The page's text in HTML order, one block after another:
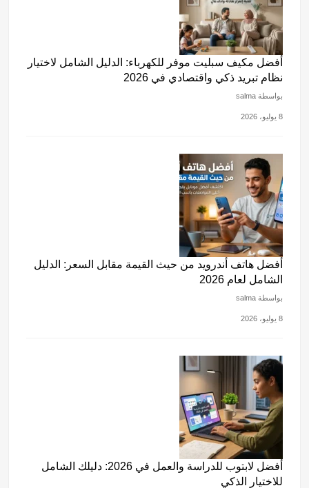
أفضل مكيف سبليت موفر للكهرباء: الدليل الشامل لاختيار
نظام تبريد ذكي واقتصادي في 2026
بواسطة salma
8 يوليو، 2026
أفضل هاتف أندرويد من حيث القيمة مقابل السعر: الدليل
الشامل لعام 2026
بواسطة salma
8 يوليو، 2026
أفضل لابتوب للدراسة والعمل في 2026: دليلك الشامل
للاختيار الذكي